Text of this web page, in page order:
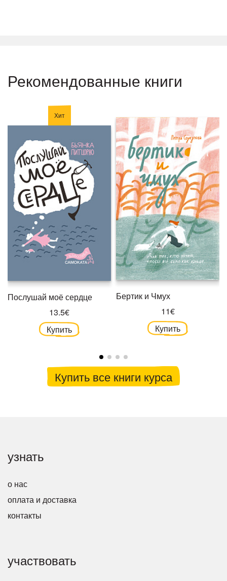
Рекомендованные книги
Хит
Послушай моё сердце
13.5€
Купить
Бертик и Чмух
11€
Купить
Купить все книги курса
узнать
о нас
оплата и доставка
контакты
участвовать